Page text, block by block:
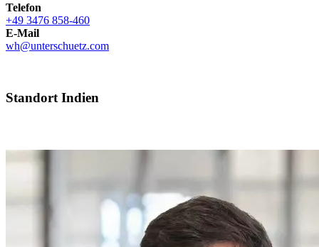
Telefon
+49 3476 858-460
E-Mail
wh@unterschuetz.com
Standort Indien